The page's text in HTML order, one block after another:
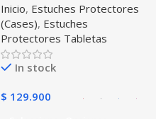
Tablet Samsung Galaxy
Tab A8 10.5 2021 – 2022
SM-x200 SM-x205 Anti
golpes con soporte
Inicio, Estuches Protectores
(Cases), Estuches
Protectores Tabletas
In stock
$ 129.900